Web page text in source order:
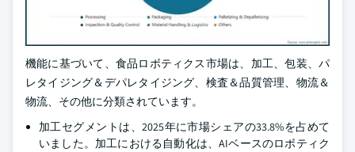
機能に基づいて、食品ロボティクス市場は、加工、包装、パ
レタイジング＆デパレタイジング、検査＆品質管理、物流＆
物流、その他に分類されています。
加工セグメントは、2025年に市場シェアの33.8%を占めて
いました。加工における自動化は、AIベースのロボティク